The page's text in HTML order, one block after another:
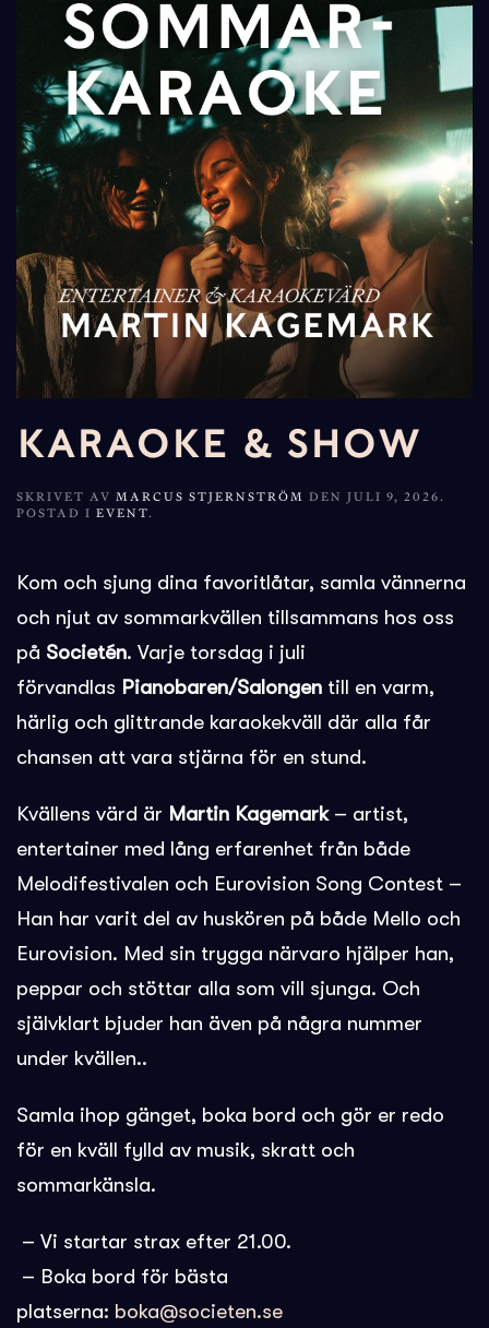
KARAOKE & SHOW
SKRIVET AV MARCUS STJERNSTRÖM DEN JULI 9, 2026 .
POSTAD I EVENT.
Kom och sjung dina favoritlåtar, samla vännerna
och njut av sommarkvällen tillsammans hos oss
på Societén. Varje torsdag i juli
förvandlas Pianobaren/Salongen till en varm,
härlig och glittrande karaokekväll där alla får
chansen att vara stjärna för en stund.
Kvällens värd är Martin Kagemark– artist,
entertainer med lång erfarenhet från både
Melodifestivalen och Eurovision Song Contest –
Han har varit del av huskören på både Mello och
Eurovision. Med sin trygga närvaro hjälper han,
peppar och stöttar alla som vill sjunga. Och
självklart bjuder han även på några nummer
under kvällen..
Samla ihop gänget, boka bord och gör er redo
för en kväll fylld av musik, skratt och
sommarkänsla.
– Vi startar strax efter 21.00.
– Boka bord för bästa
platserna: boka@societen.se